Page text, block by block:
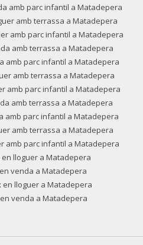
amb parc infantil a Matadepera
amb terrassa a Matadepera
amb parc infantil a Matadepera
amb terrassa a Matadepera
amb parc infantil a Matadepera
amb terrassa a Matadepera
amb parc infantil a Matadepera
amb terrassa a Matadepera
amb parc infantil a Matadepera
amb terrassa a Matadepera
amb parc infantil a Matadepera
en lloguer a Matadepera
venda a Matadepera
en lloguer a Matadepera
venda a Matadepera